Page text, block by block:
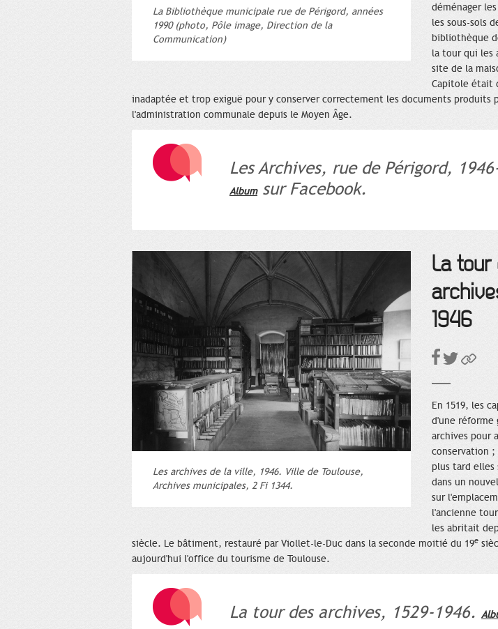
La Bibliothèque municipale rue de Périgord, années
1990 (photo, Pôle image, Direction de la
Communication)
déménager
les sous-sols
bibliothèque
la tour qui les
site de la
Capitole était
inadaptée et trop exiguë pour y conserver correctement les documents produits
l'administration communale depuis le Moyen Âge.
Les Archives, rue de Périgord,
Albumsur Facebook.
Les archives de la ville, 1946. Ville de Toulouse,
Archives municipales, 2 Fi 1344.
La tour
1946
En 1519, les
d'une réforme
archives pour
conservation
plus tard
dans un
sur
l'ancienne
les abritait
siècle. Le bâtiment, restauré par Viollet-le-Duc dans la seconde moitié du 19e
aujourd'hui l'office du tourisme de Toulouse.
La tour des archives, 1529-1946.